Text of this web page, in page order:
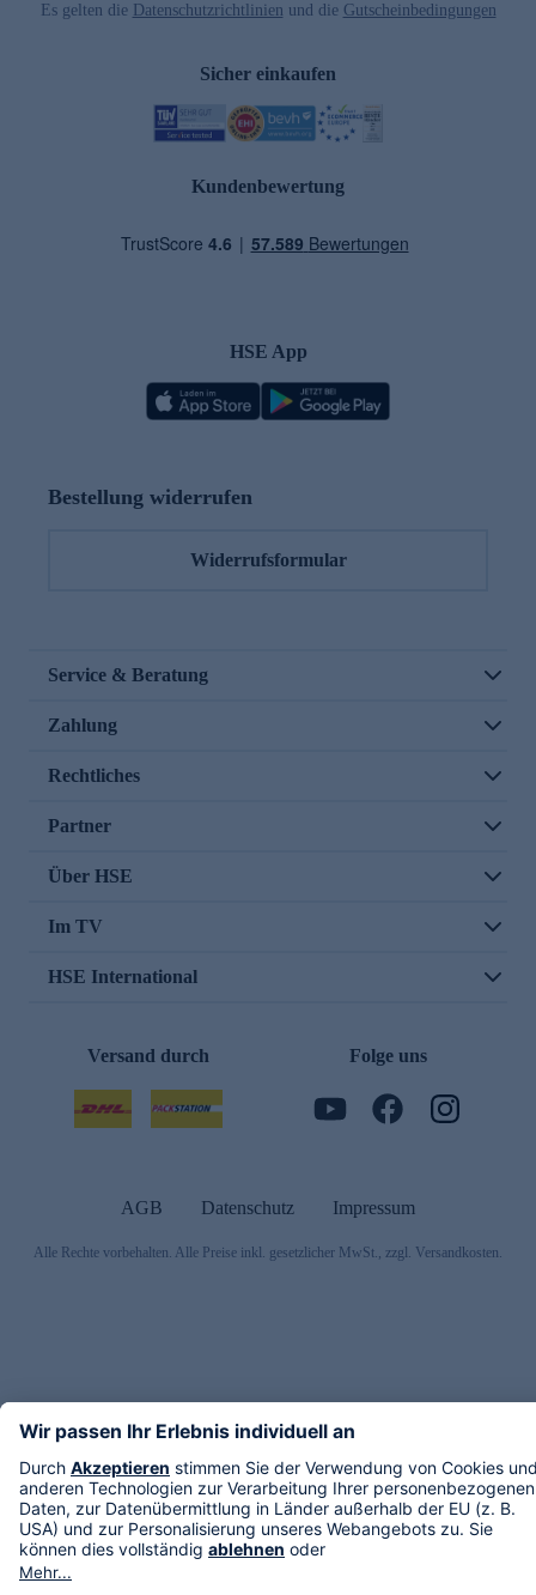
Es gelten die Datenschutzrichtlinien und die Gutscheinbedingungen
Sicher einkaufen
Kundenbewertung
HSE App
Bestellung widerrufen
Widerrufsformular
Service & Beratung
Zahlung
Rechtliches
Partner
Über HSE
Im TV
HSE International
Versand durch Folge uns
AGB Datenschutz Impressum
Alle Rechte vorbehalten. Alle Preise inkl. gesetzlicher MwSt., zzgl. Versandkosten.